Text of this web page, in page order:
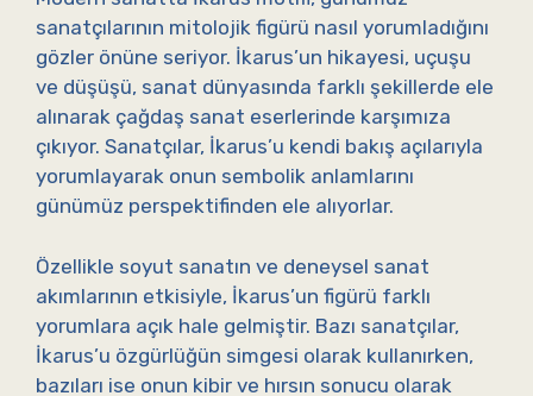
sanatçılarının mitolojik figürü nasıl yorumladığını
gözler önüne seriyor. İkarus’un hikayesi, uçuşu
ve düşüşü, sanat dünyasında farklı şekillerde ele
alınarak çağdaş sanat eserlerinde karşımıza
çıkıyor. Sanatçılar, İkarus’u kendi bakış açılarıyla
yorumlayarak onun sembolik anlamlarını
günümüz perspektifinden ele alıyorlar.
Özellikle soyut sanatın ve deneysel sanat
akımlarının etkisiyle, İkarus’un figürü farklı
yorumlara açık hale gelmiştir. Bazı sanatçılar,
İkarus’u özgürlüğün simgesi olarak kullanırken,
bazıları ise onun kibir ve hırsın sonucu olarak